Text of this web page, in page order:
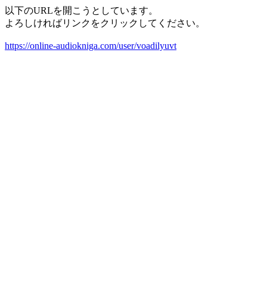
以下のURLを開こうとしています。
よろしければリンクをクリックしてください。
https://online-audiokniga.com/user/voadilyuvt